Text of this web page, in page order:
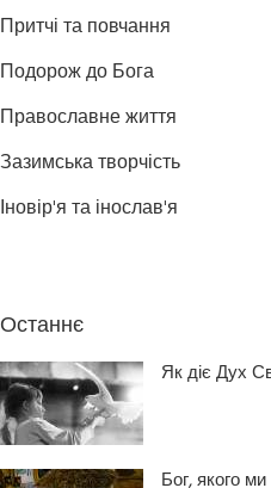
Притчі та повчання
Подорож до Бога
Православне життя
Зазимська творчість
Іновір'я та інослав'я
Останнє
Як діє Дух
Бог, якого